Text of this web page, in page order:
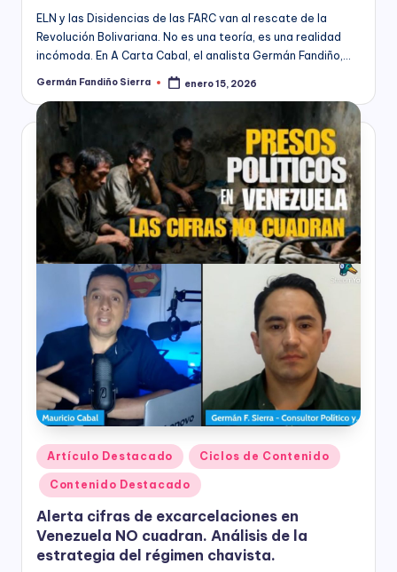
o
n
s
ul
t
o
rí
(
t
e
s
F
u
n
d
a
socioeconómico,
cultural
nuestro
la
Fundación
Bogotá
Mía
ofrece
para
las
los
sectores
de
economía,
para
las
Instituciones
Educativas,
para
los
Candidatos,
Movimientos
ELN y las Disidencias de las FARC van al rescate de la
Revolución Bolivariana. No es una teoría, es una realidad
incómoda. En A Carta Cabal, el analista Germán Fandiño,…
Publicado
Germán Fandiño Sierra enero 15, 2026
Publicado
en
Artículo Destacado Ciclos de Contenido
Contenido Destacado
Alerta cifras de excarcelaciones en
Venezuela NO cuadran. Análisis de la
estrategia del régimen chavista.